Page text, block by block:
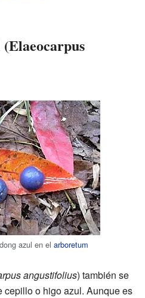
azul en el arboretum
angustifolius) también se
cepillo o higo azul. Aunque es